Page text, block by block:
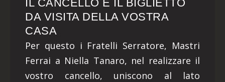
IL CANCELLO È IL BIGLIETTO
DA VISITA DELLA VOSTRA
CASA
Per questo i Fratelli Serratore, Mastri
Ferrai a Niella Tanaro, nel realizzare il
vostro cancello, uniscono al lato